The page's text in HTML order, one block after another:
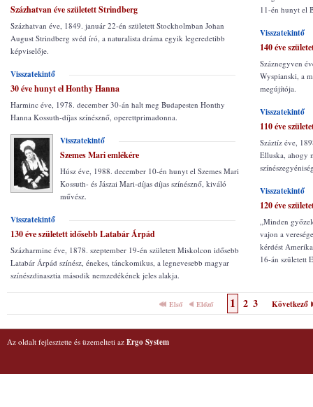
Százhatvan éve született Strindberg
Százhatvan éve, 1849. január 22-én született Stockholmban Johan
August Strindberg svéd író, a naturalista dráma egyik legeredetibb
képviselője.
Visszatekintő
30 éve hunyt el Honthy Hanna
Harminc éve, 1978. december 30-án halt meg Budapesten Honthy
Hanna Kossuth-díjas színésznő, operettprimadonna.
Visszatekintő
Szemes Mari emlékére
Húsz éve, 1988. december 10-én hunyt el Szemes Mari
Kossuth- és Jászai Mari-díjas díjas színésznő, kiváló
művész.
Visszatekintő
130 éve született idősebb Latabár Árpád
Százharminc éve, 1878. szeptember 19-én született Miskolcon idősebb
Latabár Árpád színész, énekes, tánckomikus, a legnevesebb magyar
színészdinasztia második nemzedékének jeles alakja.
11-én hunyt el
Visszatekintő
140 éve
Száznegyven
Wyspianski, a
megújítója.
Visszatekintő
110 éve
Száztíz éve,
Elluska, ahogy
Visszatekintő
120 éve
„Minden
vajon a
kérdést
16-án született
Első Előző 1 2 3 Következő
Az oldalt fejlesztette és üzemelteti az Ergo System